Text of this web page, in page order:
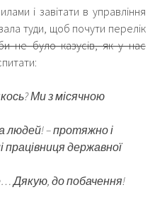
і завітати в управління
туди, щоб почути перелік
не було казусів, як у нас
Ми з місячною
людей! – протяжно і
працівниця державної
Дякую, до побачення!